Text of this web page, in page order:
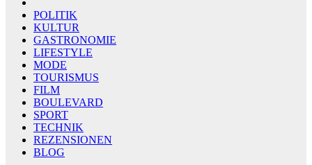
POLITIK
KULTUR
GASTRONOMIE
LIFESTYLE
MODE
TOURISMUS
FILM
BOULEVARD
SPORT
TECHNIK
REZENSIONEN
BLOG